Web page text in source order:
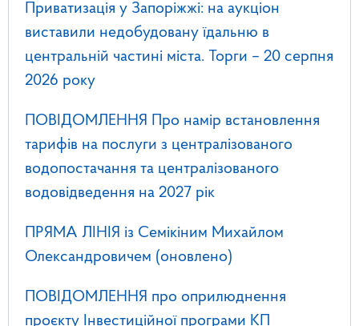
Приватизація у Запоріжжі: на аукціон
виставили недобудовану їдальню в
центральній частині міста. Торги – 20 серпня
2026 року
ПОВІДОМЛЕННЯ Про намір встановлення
тарифів на послуги з централізованого
водопостачання та централізованого
водовідведення на 2027 рік
ПРЯМА ЛІНІЯ із Семікіним Михайлом
Олександровичем (оновлено)
ПОВІДОМЛЕННЯ про оприлюднення
проєкту Інвестиційної програми КП